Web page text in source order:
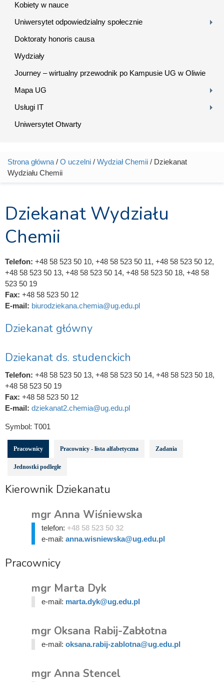
Kobiety w nauce
Uniwersytet odpowiedzialny społecznie
Doktoraty honoris causa
Wydziały
Journey – wirtualny przewodnik po Kampusie UG w Oliwie
Mapa UG
Usługi IT
Uniwersytet Otwarty
Jesteś tutaj
Strona główna / O uczelni / Wydział Chemii / Dziekanat
Wydziału Chemii
Dziekanat Wydziału
Chemii
Telefon: +48 58 523 50 10, +48 58 523 50 11, +48 58 523 50 12,
+48 58 523 50 13, +48 58 523 50 14, +48 58 523 50 18, +48 58
523 50 19
Fax: +48 58 523 50 12
E-mail: biurodziekana.chemia@ug.edu.pl
Dziekanat główny
Dziekanat ds. studenckich
Telefon: +48 58 523 50 13, +48 58 523 50 14, +48 58 523 50 18,
+48 58 523 50 19
Fax: +48 58 523 50 12
E-mail: dziekanat2.chemia@ug.edu.pl
Symbol: T001
Pracownicy Pracownicy - lista alfabetyczna Zadania
Jednostki podległe
Kierownik Dziekanatu
mgr Anna Wiśniewska
telefon: +48 58 523 50 32
e-mail: anna.wisniewska@ug.edu.pl
Pracownicy
mgr Marta Dyk
e-mail: marta.dyk@ug.edu.pl
mgr Oksana Rabij-Zabłotna
e-mail: oksana.rabij-zablotna@ug.edu.pl
mgr Anna Stencel